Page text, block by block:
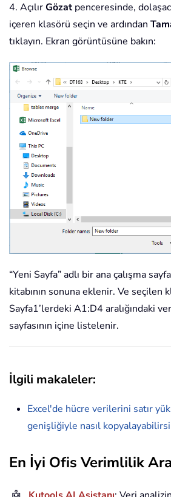
Loop
End If
    Application
.
    Application
Sub
4. AçılırGözatpenceresinde,
içeren klasörü seçin ve ardından
tıklayın. Ekran görüntüsüne bakın:
“Yeni Sayfa” adlı bir ana çalışma
kitabının sonuna eklenir. Ve seçilen
Sayfa1’lerdeki A1:D4 aralığındaki
sayfasının içine listelenir.
İlgili makaleler:
Excel'de hücre verilerini satır
genişliğiyle nasıl
En İyi Ofis Verimlilik